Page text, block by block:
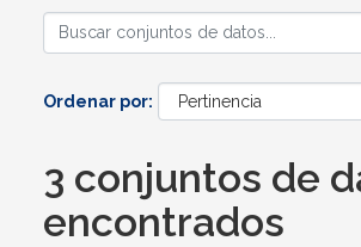
Ordenar por
3 conjuntos de
encontrados